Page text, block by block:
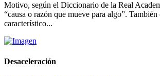
Motivo, según el Diccionario de la Real
“causa o razón que mueve para algo”. También
característico...
Desaceleración